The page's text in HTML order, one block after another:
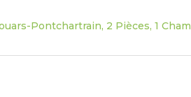
Pontchartrain, 2 Pièces, 1